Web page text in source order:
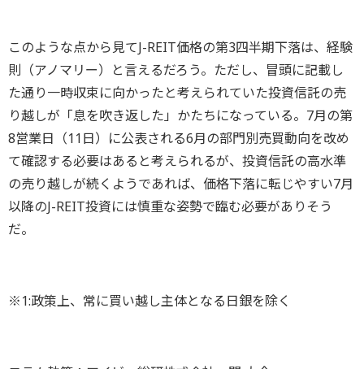
このような点から見てJ-REIT価格の第3四半期下落は、経験
則（アノマリー）と言えるだろう。ただし、冒頭に記載し
た通り一時収束に向かったと考えられていた投資信託の売
り越しが「息を吹き返した」かたちになっている。7月の第
8営業日（11日）に公表される6月の部門別売買動向を改め
て確認する必要はあると考えられるが、投資信託の高水準
の売り越しが続くようであれば、価格下落に転じやすい7月
以降のJ-REIT投資には慎重な姿勢で臨む必要がありそう
だ。
※1:政策上、常に買い越し主体となる日銀を除く